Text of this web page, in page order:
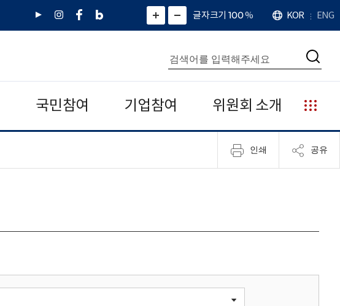
유
인
페
네
그
)
화
면
면
소
확
대
치
글자크기 100%
언
어
KOR ENG
통
합
검
색
검
국민참여 기업참여 위원회 소개
누
리
집
안
인쇄 공유